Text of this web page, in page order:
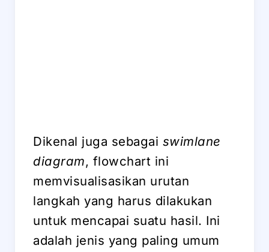
Dikenal juga sebagai swimlane
diagram, flowchart ini
memvisualisasikan urutan
langkah yang harus dilakukan
untuk mencapai suatu hasil. Ini
adalah jenis yang paling umum